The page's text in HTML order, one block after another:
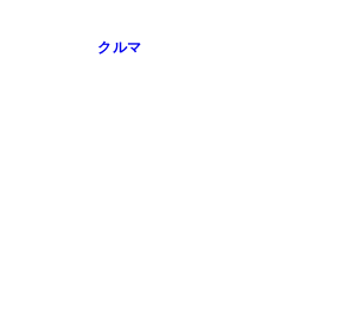
クルマ